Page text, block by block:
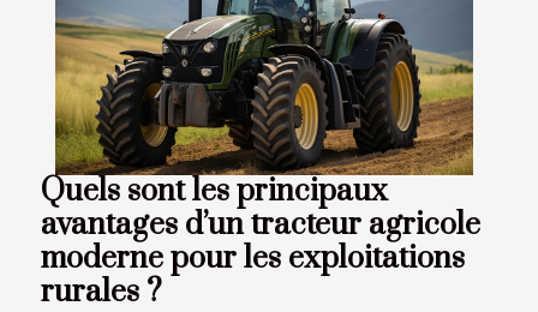
Quels sont les principaux
avantages d’un tracteur agricole
moderne pour les exploitations
rurales ?